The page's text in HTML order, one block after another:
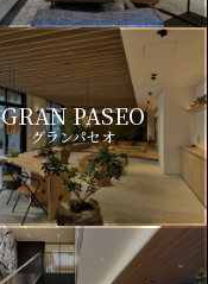
GRAN PASEO
グランパセオ